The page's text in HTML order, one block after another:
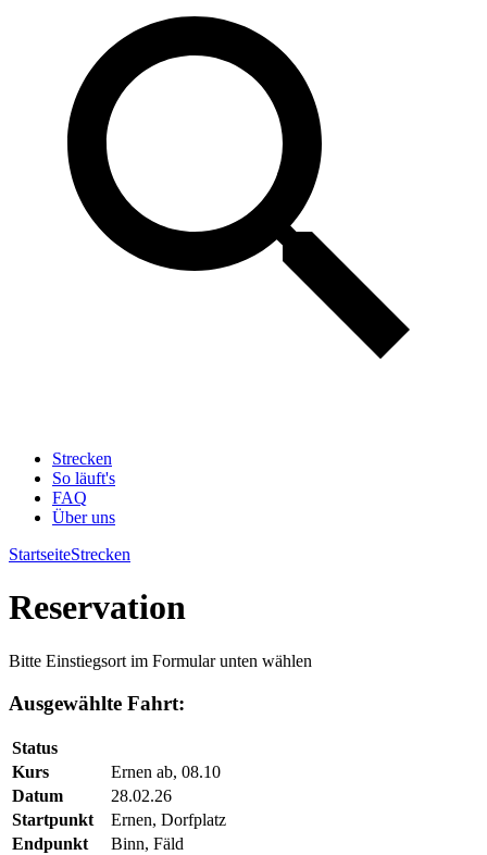
Strecken
So läuft's
FAQ
Über uns
StartseiteStrecken
Reservation
Bitte Einstiegsort im Formular unten wählen
Ausgewählte Fahrt:
Status
Kurs
Ernen ab, 08.10
Datum
28.02.26
Startpunkt
Ernen, Dorfplatz
Endpunkt
Binn, Fäld